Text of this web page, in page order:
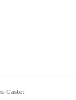
Castet